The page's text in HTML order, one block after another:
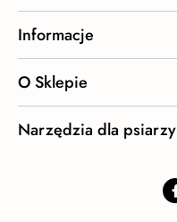
Informacje
O Sklepie
Narzędzia dla psiarzy